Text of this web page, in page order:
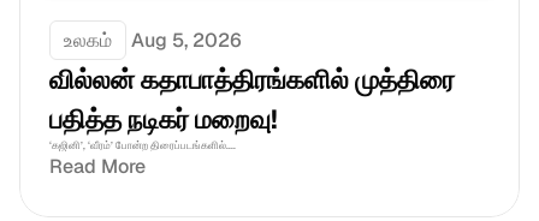
உலகம் Aug 5, 2026
வில்லன் கதாபாத்திரங்களில் முத்திரை
பதித்த நடிகர் மறைவு!
‘கஜினி’, ‘வீரம்’ போன்ற திரைப்படங்களில்....
Read More